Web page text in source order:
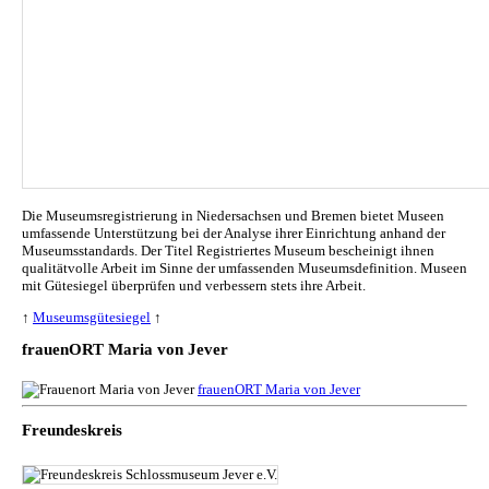
Die Museumsregistrierung in Niedersachsen und Bremen bietet Museen
umfassende Unterstützung bei der Analyse ihrer Einrichtung anhand der
Museumsstandards. Der Titel Registriertes Museum bescheinigt ihnen
qualitätvolle Arbeit im Sinne der umfassenden Museumsdefinition. Museen
mit Gütesiegel überprüfen und verbessern stets ihre Arbeit.
↑ Museumsgütesiegel ↑
frauenORT Maria von Jever
frauenORT Maria von Jever
Freundeskreis